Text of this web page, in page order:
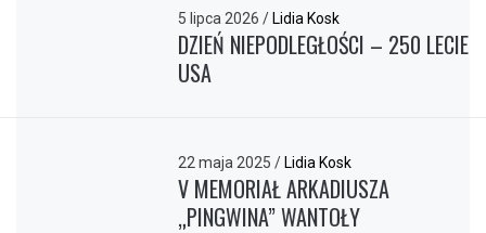
5 lipca 2026/ Lidia Kosk
DZIEŃ NIEPODLEGŁOŚCI – 250 LECIE
USA
22 maja 2025/ Lidia Kosk
V MEMORIAŁ ARKADIUSZA
„PINGWINA” WANTOŁY